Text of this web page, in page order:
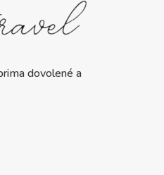
dovolené a